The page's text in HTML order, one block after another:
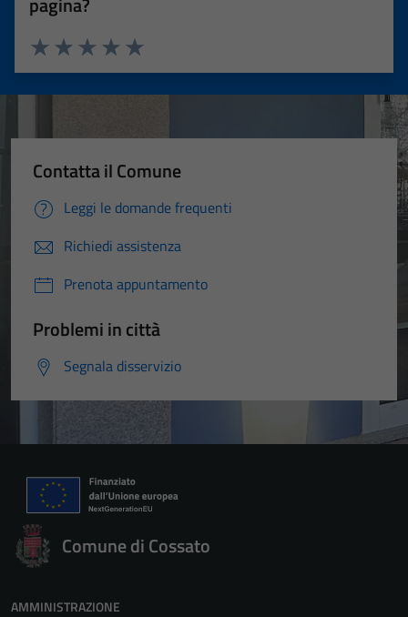
Valuta 5 stelle su 5
Valuta 4 stelle su 5
Valuta 3 stelle su 5
Valuta 2 stelle su 5
Valuta 1 stelle su 5
Contatta il Comune
Leggi le domande frequenti
Richiedi assistenza
Prenota appuntamento
Problemi in città
Segnala disservizio
Comune di Cossato
AMMINISTRAZIONE